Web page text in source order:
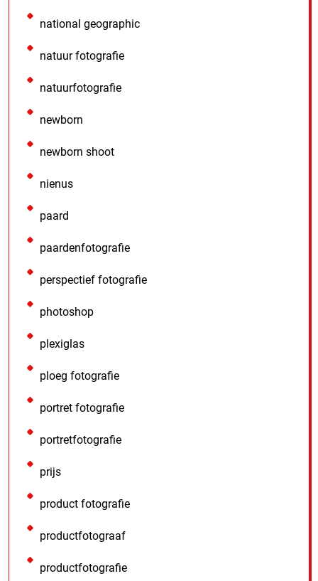
national geographic
natuur fotografie
natuurfotografie
newborn
newborn shoot
nienus
paard
paardenfotografie
perspectief fotografie
photoshop
plexiglas
ploeg fotografie
portret fotografie
portretfotografie
prijs
product fotografie
productfotograaf
productfotografie